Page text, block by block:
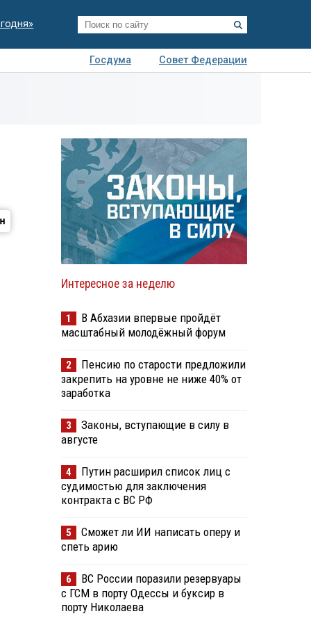
Госдума
Совет Федерации
Интересное за неделю
1
В Абхазии впервые пройдёт
масштабный молодёжный форум
2
Пенсию по старости предложили
закрепить на уровне не ниже 40% от
заработка
3
Законы, вступающие в силу в
августе
4
Путин расширил список лиц с
судимостью для заключения
контракта с ВС РФ
5
Сможет ли ИИ написать оперу и
спеть арию
6
ВС России поразили резервуары
с ГСМ в порту Одессы и буксир в
порту Николаева